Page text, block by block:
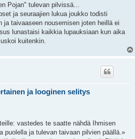
Pojan" tulevan pilvissä...
ja seuraajien lukua joukko todisti
ja taivaaseen nousemisen joten heillä ei
lunastaisi kaikkia lupauksiaan kun aika
kuitenkin.
ja looginen selitys
vastedes te saatte nähdä Ihmisen
puolella ja tulevan taivaan pilvien päällä.»